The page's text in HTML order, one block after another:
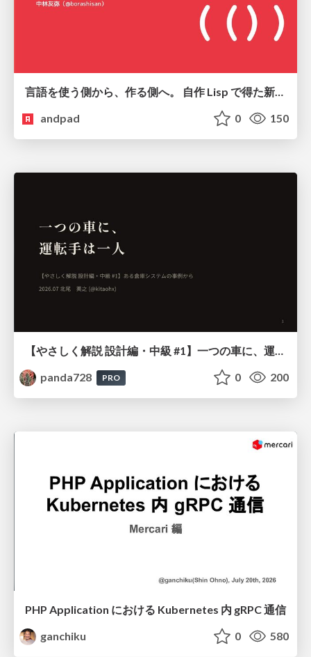
andpad
0 150
【やさしく解説 設計編・中級 #1】一つの車に、運転手は一人 ～ある倉庫システムの事例から～
panda728
PRO 0 200
PHP Application における Kubernetes 内 gRPC 通信
ganchiku
0 580